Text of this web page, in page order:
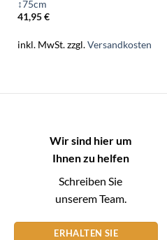
↕75cm
41,95€
inkl. MwSt.zzgl.Versandkosten
Wir sind hier um
Ihnen zu helfen
Schreiben Sie
unserem Team.
ERHALTEN SIE